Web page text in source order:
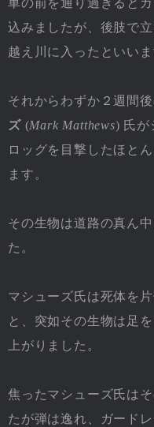
車の前を通り過ぎると
込みましたが、後肢で
越え川に入ったといいま
それからわずか２週間
ズ(Mark Matthews) 氏が
ロッグを目撃したほと
ます。
その生物は道路の真ん
た。
マシューズ氏は死体を
と、突如その生物は足
上がりました。
焦ったマシューズ氏は
たが弾は逸れ、ガード